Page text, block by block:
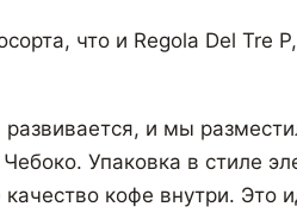
что и Regola Del Tre
и мы
Упаковка в стиле
кофе внутри. Это